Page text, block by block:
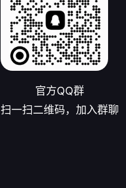
官方QQ群
扫一扫二维码，加入群聊